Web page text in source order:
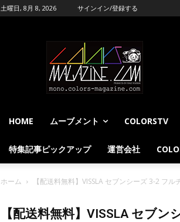
土曜日, 8月 8, 2026 サインイン/登録する
HOME ムーブメント COLORSTV
特集記事ピックアップ 運営会社
ホーム 【配送料無料】VISSLA セブンシーズ 3-2 フ
【配送料無料】VISSLA セブ